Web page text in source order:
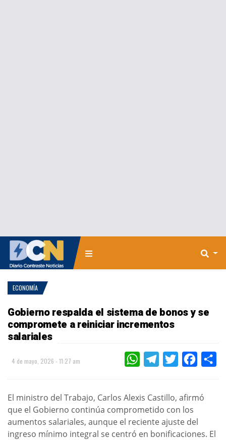
ECONOMÍA
Gobierno respalda el sistema de bonos y se
compromete a reiniciar incrementos
salariales
4 de mayo, 2026 - 11:27 am WHATSAPPTELEGRAMTWITTER
El ministro del Trabajo, Carlos Alexis Castillo, afirmó
que el Gobierno continúa comprometido con los
aumentos salariales, aunque el reciente ajuste del
ingreso mínimo integral se centró en bonificaciones. El